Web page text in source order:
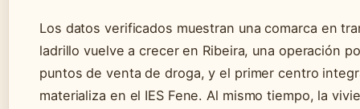
Los datos verificados muestran una comarca en
ladrillo vuelve a crecer en Ribeira, una operación
puntos de venta de droga, y el primer centro
materializa en el IES Fene. Al mismo tiempo, la